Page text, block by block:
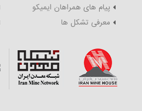
پیام های همراهان ایمیکو
معرفی تشکل ها